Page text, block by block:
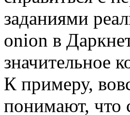
заданиями
onion в
значительное
К примеру,
понимают, что